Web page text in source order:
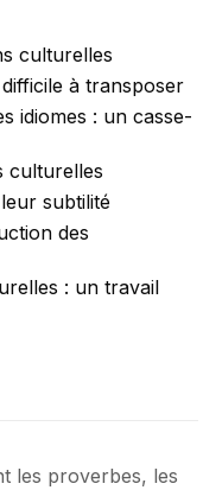
culturelles
à transposer
idiomes : un casse-
culturelles
subtilité
des
: un travail
les proverbes, les